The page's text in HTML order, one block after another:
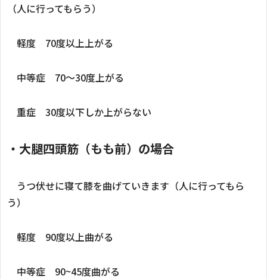
（人に行ってもらう）
軽度 70度以上上がる
中等症 70～30度上がる
重症 30度以下しか上がらない
・大腿四頭筋（もも前）の場合
うつ伏せに寝て膝を曲げていきます（人に行ってもら
う）
軽度 90度以上曲がる
中等症 90~45度曲がる